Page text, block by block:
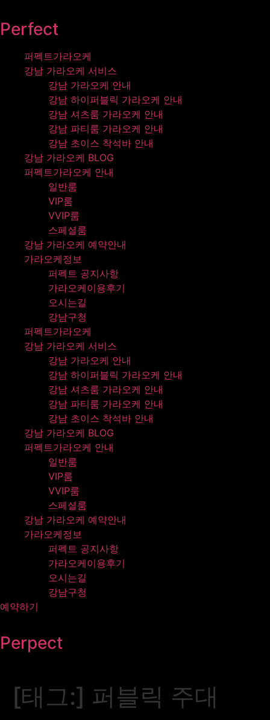
건너뛰기
Perfect
퍼펙트가라오케
강남 가라오케 서비스
강남 가라오케 안내
강남 하이퍼블릭 가라오케 안내
강남 셔츠룸 가라오케 안내
강남 파티룸 가라오케 안내
강남 초이스 착석바 안내
강남 가라오케 BLOG
퍼펙트가라오케 안내
일반룸
VIP룸
VVIP룸
스페셜룸
강남 가라오케 예약안내
가라오케정보
퍼펙트 공지사항
가라오케이용후기
오시는길
강남구청
퍼펙트가라오케
강남 가라오케 서비스
강남 가라오케 안내
강남 하이퍼블릭 가라오케 안내
강남 셔츠룸 가라오케 안내
강남 파티룸 가라오케 안내
강남 초이스 착석바 안내
강남 가라오케 BLOG
퍼펙트가라오케 안내
일반룸
VIP룸
VVIP룸
스페셜룸
강남 가라오케 예약안내
가라오케정보
퍼펙트 공지사항
가라오케이용후기
오시는길
강남구청
예약하기
Perpect
[태그:] 퍼블릭 주대